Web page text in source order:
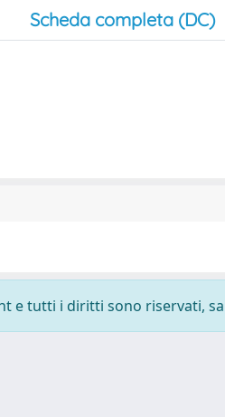
Scheda completa (DC)
e tutti i diritti sono riservati,